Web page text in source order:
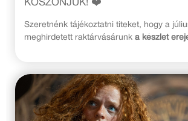
KÖSZÖNJÜK! ❤️
Szeretnénk tájékoztatni titeket, hogy a
meghirdetett raktárvásárunk a készlet